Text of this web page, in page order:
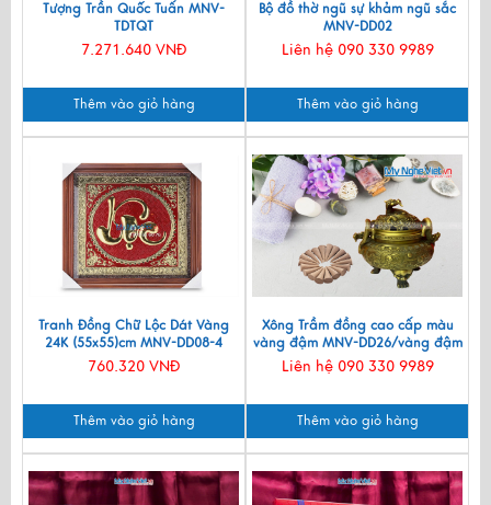
Tượng Trần Quốc Tuấn MNV-
TDTQT
7.271.640 VNĐ
Thêm vào giỏ hàng
Bộ đồ thờ ngũ sự khảm ngũ sắc
MNV-DD02
Liên hệ 090 330 9989
Thêm vào giỏ hàng
Tranh Đồng Chữ Lộc Dát Vàng
24K (55x55)cm MNV-DD08-4
760.320 VNĐ
Thêm vào giỏ hàng
Xông Trầm đồng cao cấp màu
vàng đậm MNV-DD26/vàng đậm
Liên hệ 090 330 9989
Thêm vào giỏ hàng